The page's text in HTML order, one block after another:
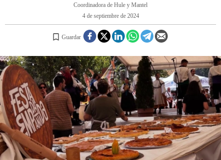
INICIAR SESIÓN
Coordinadora de Hule y Mantel
4 de septiembre de 2024
Guardar